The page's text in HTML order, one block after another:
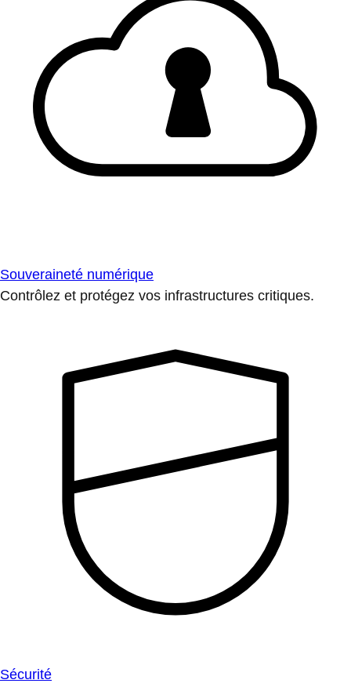
Souveraineté numérique
Contrôlez et protégez vos infrastructures critiques.
Sécurité